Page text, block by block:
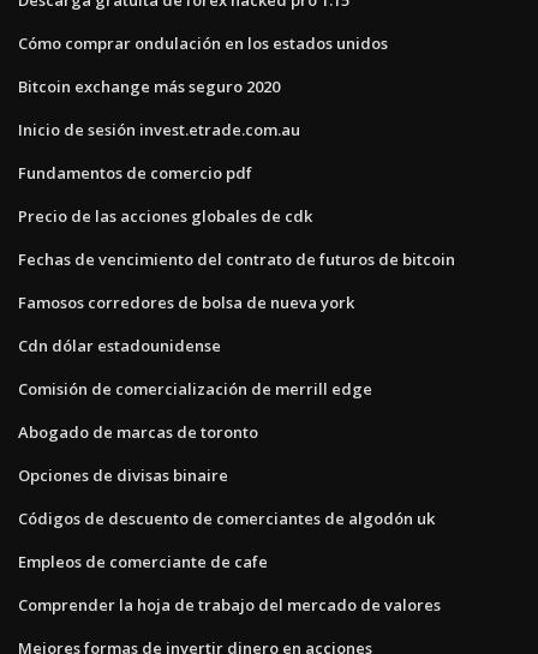
Cómo comprar ondulación en los estados unidos
Bitcoin exchange más seguro 2020
Inicio de sesión invest.etrade.com.au
Fundamentos de comercio pdf
Precio de las acciones globales de cdk
Fechas de vencimiento del contrato de futuros de bitcoin
Famosos corredores de bolsa de nueva york
Cdn dólar estadounidense
Comisión de comercialización de merrill edge
Abogado de marcas de toronto
Opciones de divisas binaire
Códigos de descuento de comerciantes de algodón uk
Empleos de comerciante de cafe
Comprender la hoja de trabajo del mercado de valores
Mejores formas de invertir dinero en acciones